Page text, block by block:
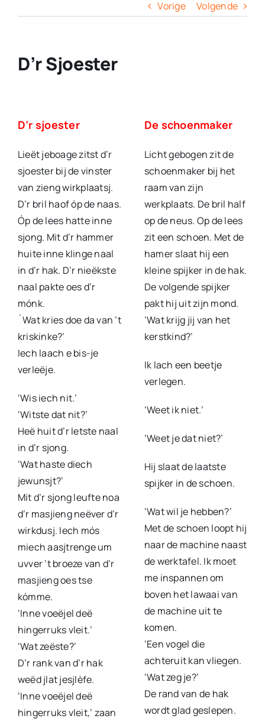
Vorige Volgende
D’r Sjoester
D’r sjoester
Lieët jeboage zitst d’r
sjoester bij de vinster
van zieng wirkplaatsj.
D’r bril haof óp de naas.
Óp de lees hatte inne
sjong. Mit d’r hammer
huite inne klinge naal
in d’r hak. D’r nieëkste
naal pakte oes d’r
mónk.
´Wat kries doe da van ’t
kriskinke?’
Iech laach e bis-je
verleëje.
‘Wis iech nit.’
‘Witste dat nit?’
Heë huit d’r letste naal
in d’r sjong.
‘Wat haste diech
jewunsjt?’
Mit d’r sjong leufte noa
d’r masjieng neëver d’r
wirkdusj. Iech mós
miech aasjtrenge um
uvver ’t broeze van d’r
masjieng oes tse
kómme.
‘Inne voeëjel deë
hingerruks vleit.’
‘Wat zeëste?’
D’r rank van d’r hak
weëd jlat jesjlèfe.
‘Inne voeëjel deë
hingerruks vleit,’ zaan
De schoenmaker
Licht gebogen zit de
schoenmaker bij het
raam van zijn
werkplaats. De bril half
op de neus. Op de lees
zit een schoen. Met de
hamer slaat hij een
kleine spijker in de hak.
De volgende spijker
pakt hij uit zijn mond.
’Wat krijg jij van het
kerstkind?’
Ik lach een beetje
verlegen.
‘Weet ik niet.’
‘Weet je dat niet?’
Hij slaat de laatste
spijker in de schoen.
‘Wat wil je hebben?’
Met de schoen loopt hij
naar de machine naast
de werktafel. Ik moet
me inspannen om
boven het lawaai van
de machine uit te
komen.
‘Een vogel die
achteruit kan vliegen.
‘Wat zeg je?’
De rand van de hak
wordt glad geslepen.